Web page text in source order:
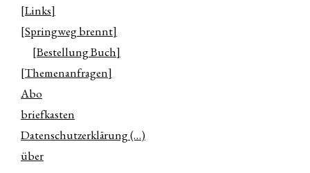
[Links]
[Springweg brennt]
[Bestellung Buch]
[Themenanfragen]
Abo
briefkasten
Datenschutzerklärung (…)
über